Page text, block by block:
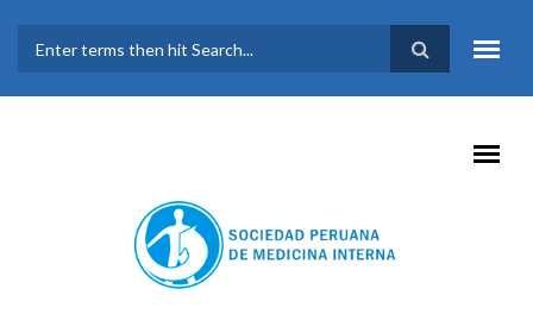
FORMULARIO DE
BÚSQUEDA